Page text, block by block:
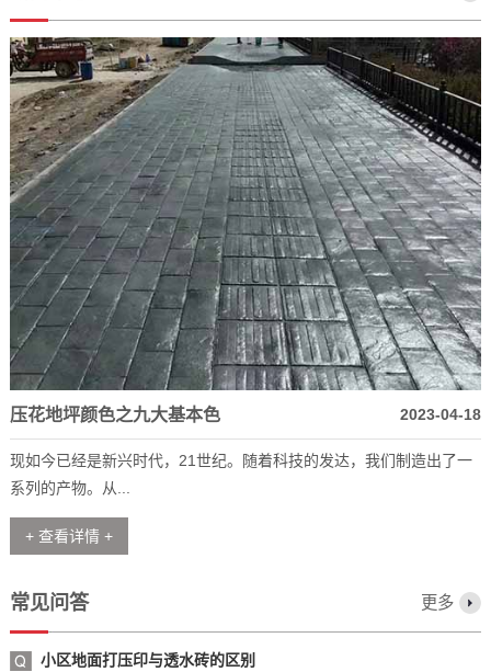
压花地坪颜色之九大基本色 2023-04-18
现如今已经是新兴时代，21世纪。随着科技的发达，我们制造出了一
系列的产物。从...
+ 查看详情 +
常见问答 更多
小区地面打压印与透水砖的区别